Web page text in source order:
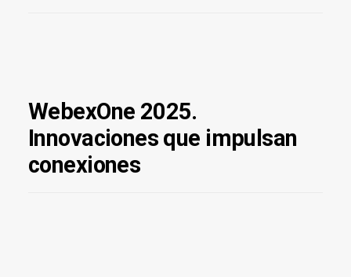
WebexOne 2025.
Innovaciones que impulsan
conexiones